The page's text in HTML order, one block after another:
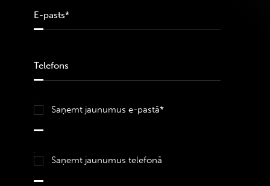
Saņemt jaunumus e-pastā*
Saņemt jaunumus telefonā